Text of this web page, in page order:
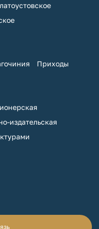
Приходы
издательская